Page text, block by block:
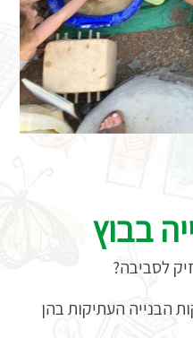
בבוץ
לסביבה?
הבנייה העתיקות בהן